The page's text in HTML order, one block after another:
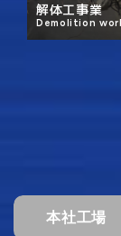
解体工事業
Demolition
本社工場